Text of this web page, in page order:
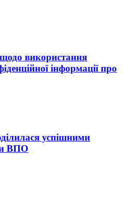
використання
інформації про
успішними
ВПО